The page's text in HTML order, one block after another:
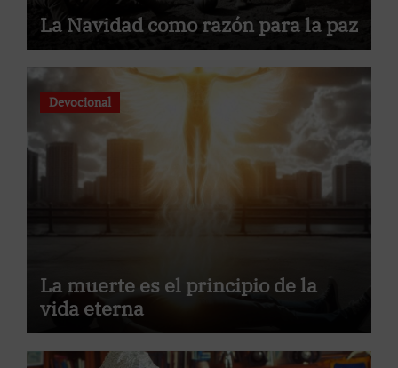
La Navidad como razón para la paz
Devocional
La muerte es el principio de la
vida eterna